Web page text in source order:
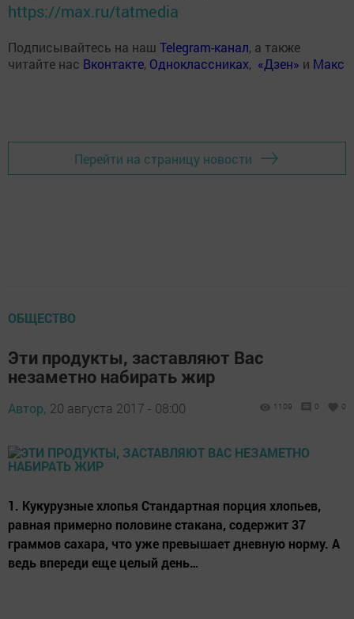
https://max.ru/tatmedia
Подписывайтесь на наш Telegram-канал, а также
читайте нас Вконтакте, Одноклассниках, «Дзен» и Макс
Перейти на страницу новости
ОБЩЕСТВО
Эти продукты, заставляют Вас
незаметно набирать жир
Автор, 20 августа 2017 - 08:00 1109 0 0
1. Кукурузные хлопья Стандартная порция хлопьев,
равная примерно половине стакана, содержит 37
граммов сахара, что уже превышает дневную норму. А
ведь впереди еще целый день…